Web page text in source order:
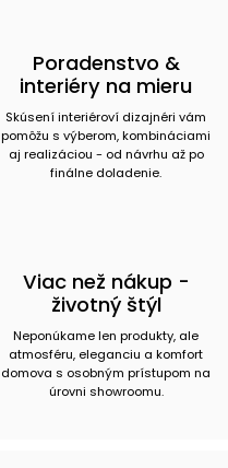
Poradenstvo &
interiéry na mieru
Skúsení interiéroví dizajnéri vám
pomôžu s výberom, kombináciami
aj realizáciou - od návrhu až po
finálne doladenie.
Viac než nákup -
životný štýl
Neponúkame len produkty, ale
atmosféru, eleganciu a komfort
domova s osobným prístupom na
úrovni showroomu.